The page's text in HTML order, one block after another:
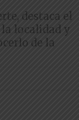
destaca el
localidad y
de la